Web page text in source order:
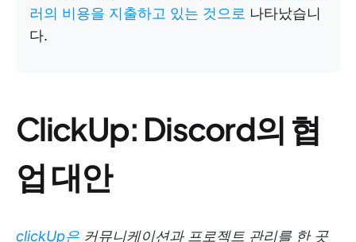
러의 비용을 지출하고 있는 것으로 나타났습니
다.
ClickUp: Discord의 협
업 대안
clickUp은 커뮤니케이션과 프로젝트 관리를 한 곳